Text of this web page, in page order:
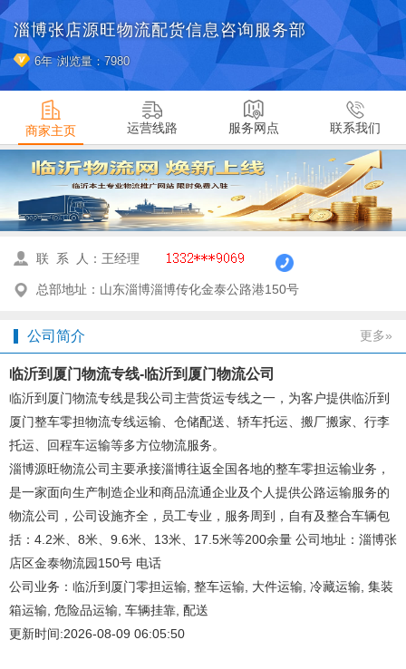
淄博张店源旺物流配货信息咨询服务部
6年 浏览量：7980
商家主页 运营线路 服务网点 联系我们
联 系 人：王经理
总部地址：山东淄博淄博传化金泰公路港150号
公司简介 更多»
临沂到厦门物流专线-临沂到厦门物流公司
临沂到厦门物流专线是我公司主营货运专线之一，为客户提供临沂到
厦门整车零担物流专线运输、仓储配送、轿车托运、搬厂搬家、行李
托运、回程车运输等多方位物流服务。
淄博源旺物流公司主要承接淄博往返全国各地的整车零担运输业务，
是一家面向生产制造企业和商品流通企业及个人提供公路运输服务的
物流公司，公司设施齐全，员工专业，服务周到，自有及整合车辆包
括：4.2米、8米、9.6米、13米、17.5米等200余量 公司地址：淄博张
店区金泰物流园150号 电话
公司业务：临沂到厦门零担运输, 整车运输, 大件运输, 冷藏运输, 集装
箱运输, 危险品运输, 车辆挂靠, 配送
更新时间:2026-08-09 06:05:50